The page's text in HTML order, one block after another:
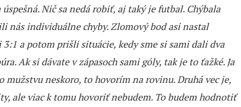
Nič sa nedá robiť, aj taký je futbal. Chýbala
nás individuálne chyby. Zlomový bod asi nastal
a potom prišli situácie, kedy sme si sami dali dva
Ak si dávate v zápasoch sami góly, tak je to ťažké. Ja
neskoro, to hovorím na rovinu. Druhá vec je,
ale viac k tomu hovoriť nebudem. To budem hodnotiť